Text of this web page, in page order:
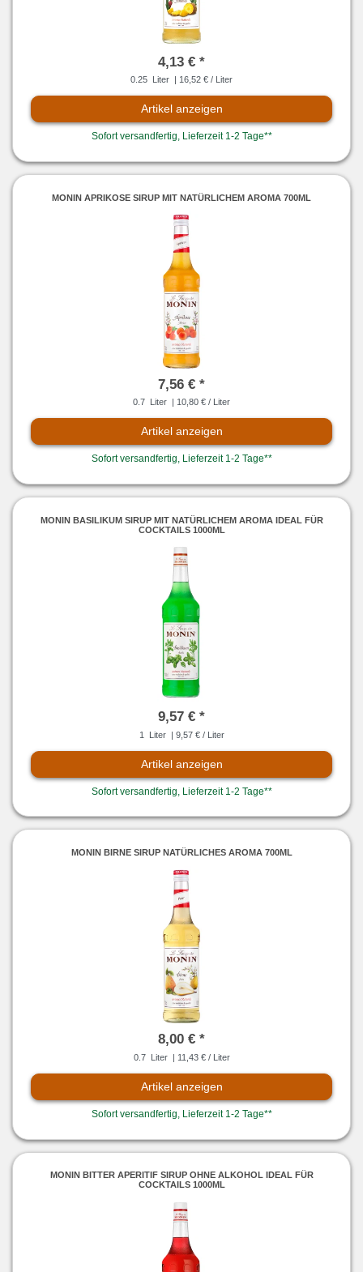
4,13 € *
0.25 Liter | 16,52 € / Liter
Artikel anzeigen
Sofort versandfertig, Lieferzeit 1-2 Tage**
MONIN APRIKOSE SIRUP MIT NATÜRLICHEM AROMA 700ML
7,56 € *
0.7 Liter | 10,80 € / Liter
Artikel anzeigen
Sofort versandfertig, Lieferzeit 1-2 Tage**
MONIN BASILIKUM SIRUP MIT NATÜRLICHEM AROMA IDEAL FÜR
COCKTAILS 1000ML
9,57 € *
1 Liter | 9,57 € / Liter
Artikel anzeigen
Sofort versandfertig, Lieferzeit 1-2 Tage**
MONIN BIRNE SIRUP NATÜRLICHES AROMA 700ML
8,00 € *
0.7 Liter | 11,43 € / Liter
Artikel anzeigen
Sofort versandfertig, Lieferzeit 1-2 Tage**
MONIN BITTER APERITIF SIRUP OHNE ALKOHOL IDEAL FÜR
COCKTAILS 1000ML